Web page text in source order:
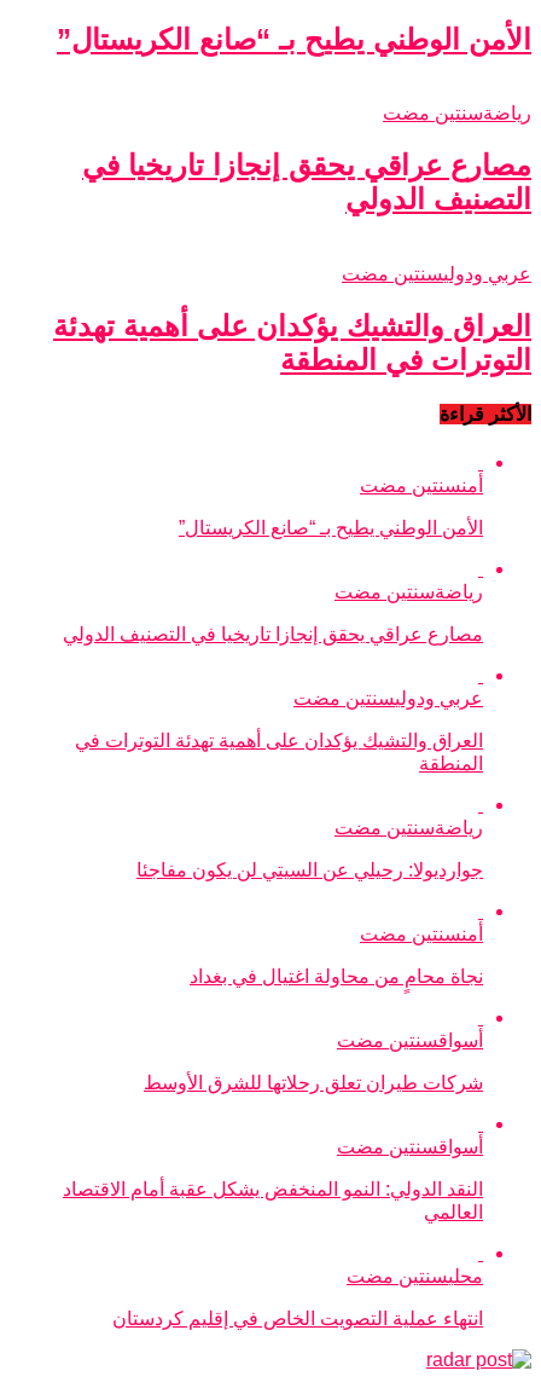
الأمن الوطني يطيح بـ “صانع الكريستال”
رياضةسنتين مضت
مصارع عراقي يحقق إنجازا تاريخيا في
التصنيف الدولي
عربي ودوليسنتين مضت
العراق والتشيك يؤكدان على أهمية تهدئة
التوترات في المنطقة
الأكثر قراءة
أمنسنتين مضت
الأمن الوطني يطيح بـ “صانع الكريستال”
رياضةسنتين مضت
مصارع عراقي يحقق إنجازا تاريخيا في التصنيف الدولي
عربي ودوليسنتين مضت
العراق والتشيك يؤكدان على أهمية تهدئة التوترات في
المنطقة
رياضةسنتين مضت
جوارديولا: رحيلي عن السيتي لن يكون مفاجئا
أمنسنتين مضت
نجاة محامٍ من محاولة اغتيال في بغداد
أسواقسنتين مضت
شركات طيران تعلق رحلاتها للشرق الأوسط
أسواقسنتين مضت
النقد الدولي: النمو المنخفض يشكل عقبة أمام الاقتصاد
العالمي
محليسنتين مضت
انتهاء عملية التصويت الخاص في إقليم كردستان